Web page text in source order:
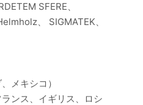
SFERE、
、 SIGMATEK、
メキシコ）
ンス、イギリス、ロシ